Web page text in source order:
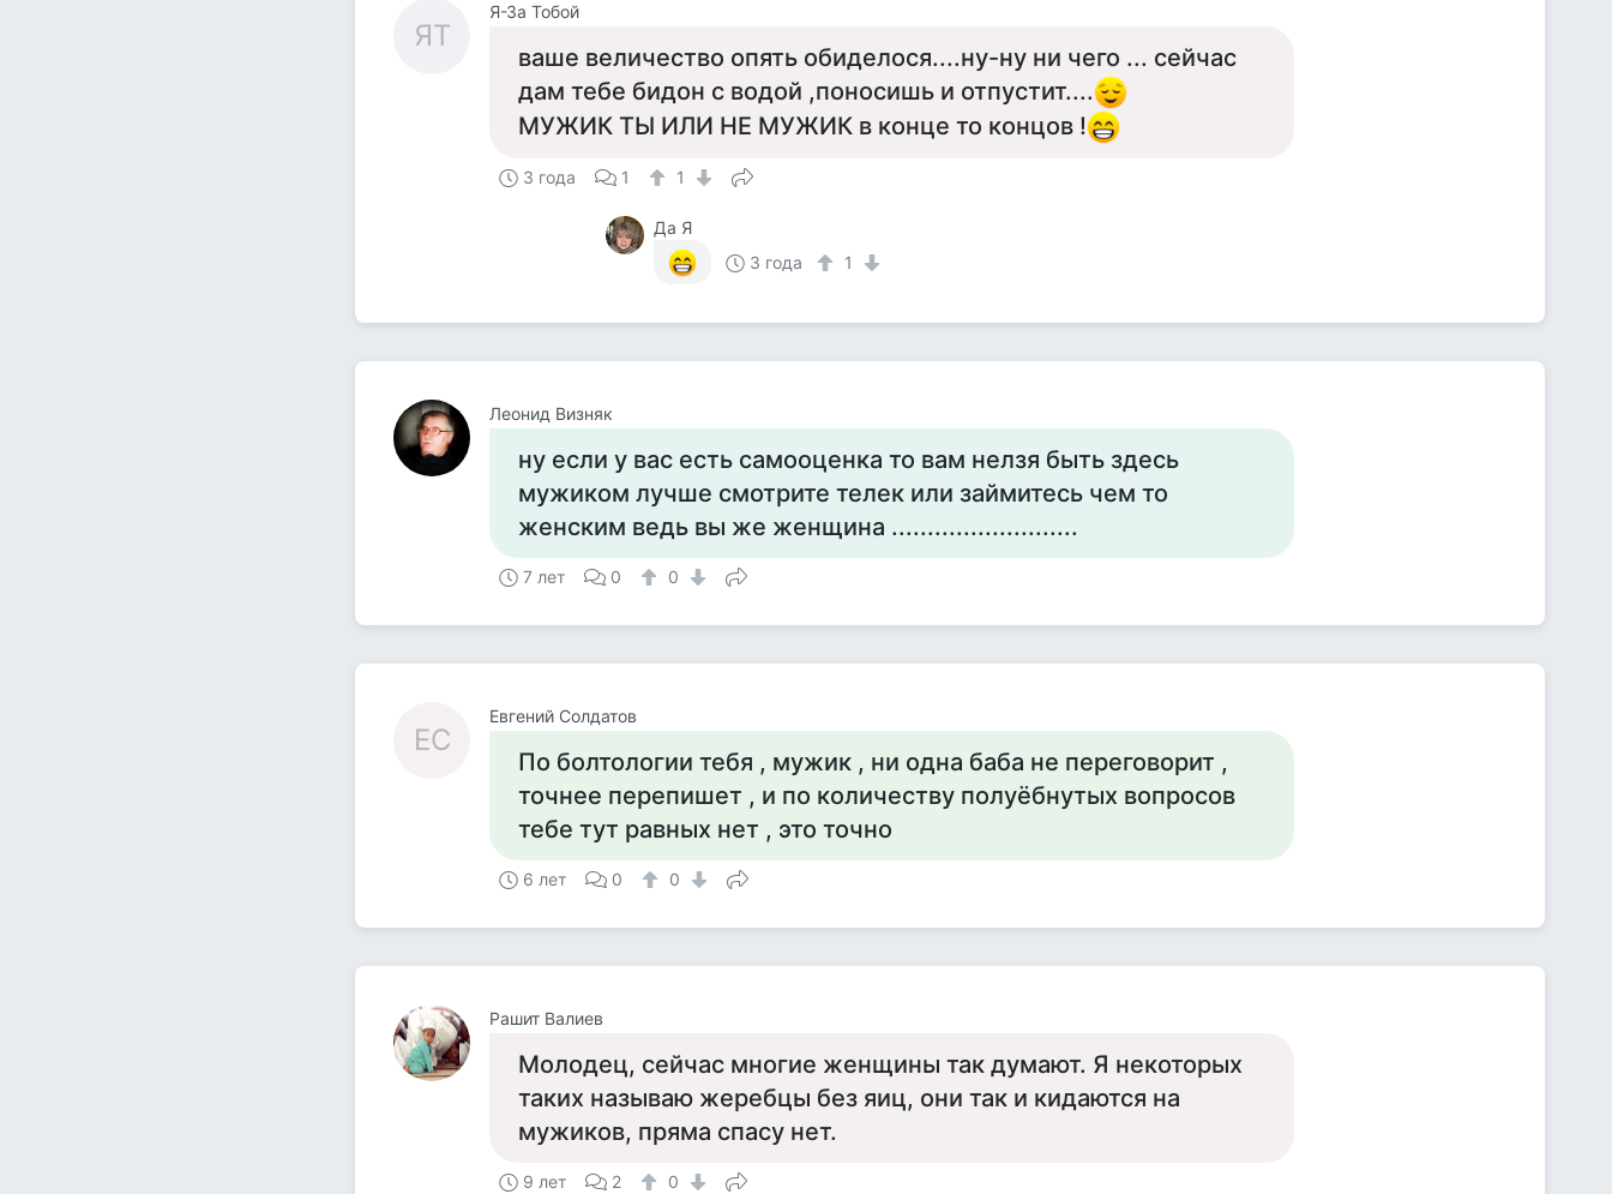
ЯТ
Я-За Тобой
ваше величество опять обиделося....ну-ну ни чего ... сейчас
дам тебе бидон с водой ,поносишь и отпустит....
МУЖИК ТЫ ИЛИ НЕ МУЖИК в конце то концов !
3 года 1 1
Да Я
3 года
1
Леонид Визняк
ну если у вас есть самооценка то вам нелзя быть здесь
мужиком лучше смотрите телек или займитесь чем то
женским ведь вы же женщина ..........................
7 лет 0 0
ЕС
Евгений Солдатов
По болтологии тебя , мужик , ни одна баба не переговорит ,
точнее перепишет , и по количеству полуёбнутых вопросов
тебе тут равных нет , это точно
6 лет 0 0
Рашит Валиев
Молодец, сейчас многие женщины так думают. Я некоторых
таких называю жеребцы без яиц, они так и кидаются на
мужиков, пряма спасу нет.
9 лет 2 0